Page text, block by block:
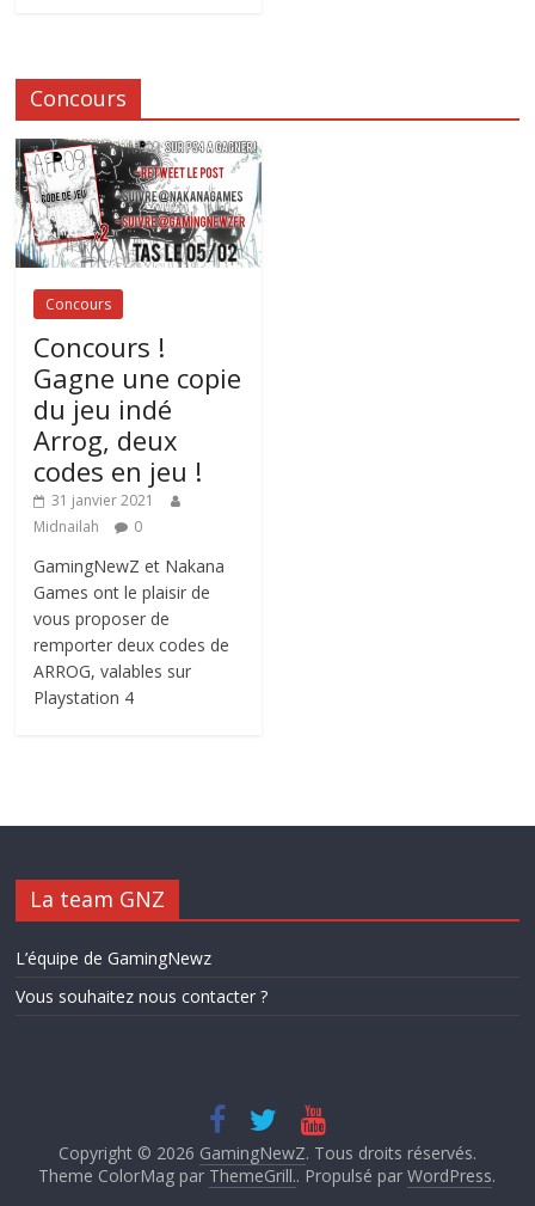
Concours
Concours
Concours !
Gagne une copie
du jeu indé
Arrog, deux
codes en jeu !
31 janvier 2021
Midnailah
0
GamingNewZ et Nakana
Games ont le plaisir de
vous proposer de
remporter deux codes de
ARROG, valables sur
Playstation 4
La team GNZ
L’équipe de GamingNewz
Vous souhaitez nous contacter ?
Copyright © 2026 GamingNewZ. Tous droits réservés.
Theme ColorMag par ThemeGrill.. Propulsé parWordPress.